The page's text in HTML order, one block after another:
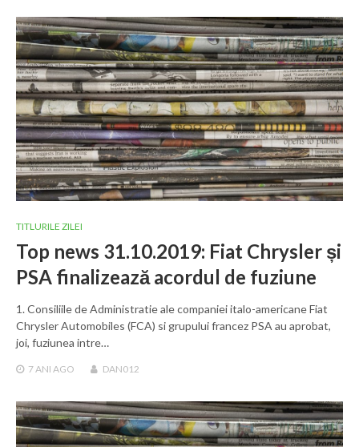
TITLURILE ZILEI
Top news 31.10.2019: Fiat Chrysler și
PSA finalizează acordul de fuziune
1. Consiliile de Administratie ale companiei italo-americane Fiat
Chrysler Automobiles (FCA) si grupului francez PSA au aprobat,
joi, fuziunea intre…
7 ANI AGO DAN012